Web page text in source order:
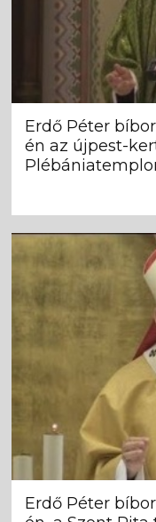
Erdő Péter
én az újpest-
Erdő Péter